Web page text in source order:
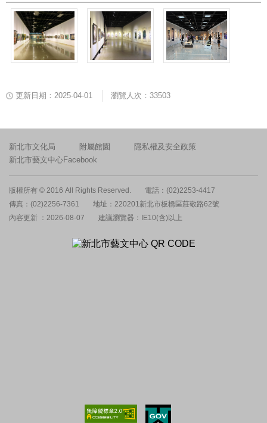
更新日期：2025-04-01 瀏覽人次：33503
新北市文化局 附屬館園
隱私權及安全政策
新北市藝文中心Facebook
版權所有 © 2016 All Rights Reserved.
電話：(02)2253-4417
傳真：(02)2256-7361
地址：220201新北市板橋區莊敬路62號
內容更新 ：2026-08-07
建議瀏覽器：IE10(含)以上